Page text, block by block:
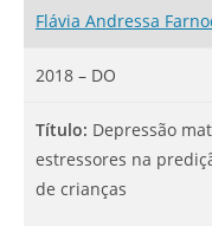
Flávia Andressa
2018 – DO
Título: Depressão
estressores na
de crianças